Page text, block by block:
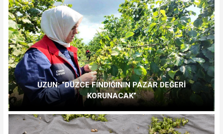
UZUN: “DÜZCE FINDIĞININ PAZAR DEĞERİ
KORUNACAK”